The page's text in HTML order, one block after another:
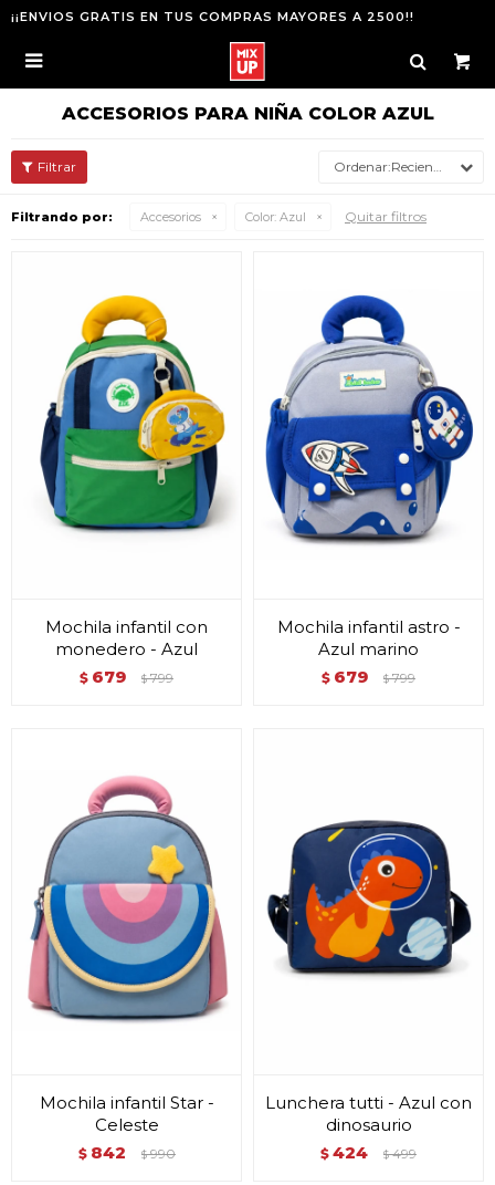
¡¡ENVIOS GRATIS EN TUS COMPRAS MAYORES A 2500!!

ACCESORIOS PARA NIÑA COLOR AZUL
Recientes
Filtrando por: Accesorios Color: Azul Quitar filtros
Mochila infantil con
monedero - Azul
$ 679 $ 799
Mochila infantil astro -
Azul marino
$ 679 $ 799
Mochila infantil Star -
Celeste
$ 842 $ 990
Lunchera tutti - Azul con
dinosaurio
$ 424 $ 499